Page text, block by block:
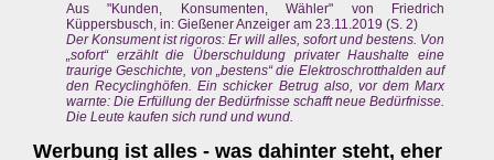
Aus "Kunden, Konsumenten, Wähler" von Friedrich
Küppersbusch, in: Gießener Anzeiger am 23.11.2019 (S. 2)
Der Konsument ist rigoros: Er will alles, sofort und bestens. Von
„sofort“ erzählt die Überschuldung privater Haushalte eine
traurige Geschichte, von „bestens“ die Elektroschrotthalden auf
den Recyclinghöfen. Ein schicker Betrug also, vor dem Marx
warnte: Die Erfüllung der Bedürfnisse schafft neue Bedürfnisse.
Die Leute kaufen sich rund und wund.
Werbung ist alles - was dahinter steht, eher